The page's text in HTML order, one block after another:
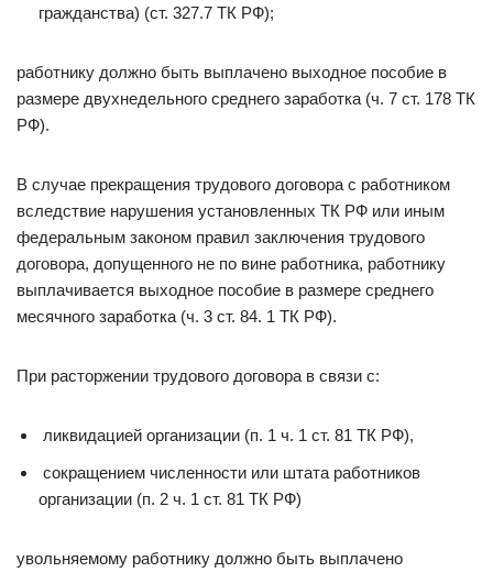
гражданства) (ст. 327.7 ТК РФ);
работнику должно быть выплачено выходное пособие в
размере двухнедельного среднего заработка (ч. 7 ст. 178 ТК
РФ).
В случае прекращения трудового договора с работником
вследствие нарушения установленных ТК РФ или иным
федеральным законом правил заключения трудового
договора, допущенного не по вине работника, работнику
выплачивается выходное пособие в размере среднего
месячного заработка (ч. 3 ст. 84. 1 ТК РФ).
При расторжении трудового договора в связи с:
­ ликвидацией организации (п. 1 ч. 1 ст. 81 ТК РФ),
­ сокращением численности или штата работников
организации (п. 2 ч. 1 ст. 81 ТК РФ)
увольняемому работнику должно быть выплачено